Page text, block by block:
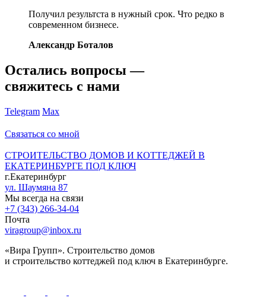
Получил результста в нужный срок. Что редко в
современном бизнесе.
Александр Боталов
Остались вопросы —
свяжитесь с нами
Telegram Max
Связаться со мной
СТРОИТЕЛЬСТВО ДОМОВ И КОТТЕДЖЕЙ В
ЕКАТЕРИНБУРГЕ ПОД КЛЮЧ
г.Екатеринбург
ул. Шаумяна 87
Мы всегда на связи
+7 (343) 266-34-04
Почта
viragroup@inbox.ru
«Вира Групп». Строительство домов
и строительство коттеджей под ключ в Екатеринбурге.